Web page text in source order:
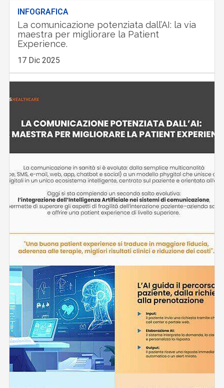
INFOGRAFICA
La comunicazione potenziata dall’AI: la via
maestra per migliorare la Patient
Experience.
17 Dic 2025